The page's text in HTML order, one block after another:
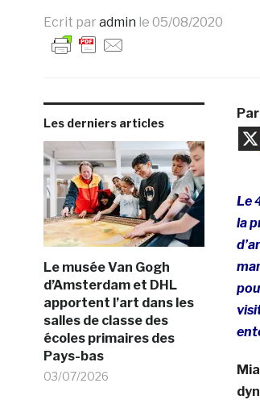
Ecrit par admin le 05/08/2020
Les derniers articles
Le musée Van Gogh
d’Amsterdam et DHL
apportent l’art dans les
salles de classe des
écoles primaires des
Pays-bas
03/07/2026
Le
la